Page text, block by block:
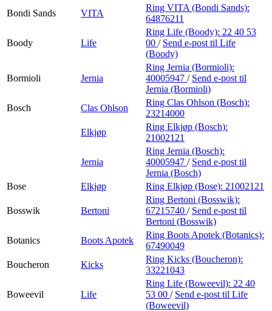
Bondi Sands
VITA
Ring VITA (Bondi Sands):
64876211
Boody Life
Ring Life (Boody): 22 40 53
00 / Send e-post til Life
(Boody)
Bormioli Jernia
Ring Jernia (Bormioli):
40005947 / Send e-post til
Jernia (Bormioli)
Bosch
Clas Ohlson
Ring Clas Ohlson (Bosch):
23214000
Elkjøp
Ring Elkjøp (Bosch):
21002121
Jernia
Ring Jernia (Bosch):
40005947 / Send e-post til
Jernia (Bosch)
Bose
Elkjøp Ring Elkjøp (Bose): 21002121
Bosswik Bertoni
Ring Bertoni (Bosswik):
67215740 / Send e-post til
Bertoni (Bosswik)
Botanics
Boots Apotek
Ring Boots Apotek (Botanics):
67490049
Boucheron
Kicks
Ring Kicks (Boucheron):
33221043
Boweevil Life
Ring Life (Boweevil): 22 40
53 00 / Send e-post til Life
(Boweevil)